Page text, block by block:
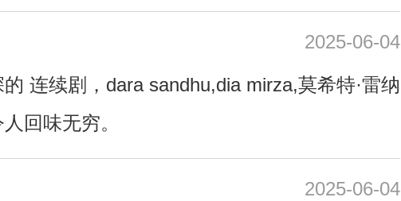
2025-06-04
连续剧，dara sandhu,dia mirza,莫希特·雷纳
回味无穷。
2025-06-04